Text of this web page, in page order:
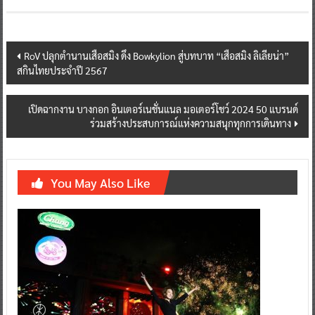
Post
navigation
RoV ปลุกตำนานเสือสมิง ดึง Bowkylion สู่บทบาท “เสือสมิง ลิเลียน่า”
สกินไทยประจำปี 2567
เปิดฉากงาน บางกอก อินเตอร์เนชั่นแนล มอเตอร์โชว์ 2024 50 แบรนด์
ร่วมสร้างประสบการณ์แห่งความสนุกทุกการเดินทาง
You May Also Like